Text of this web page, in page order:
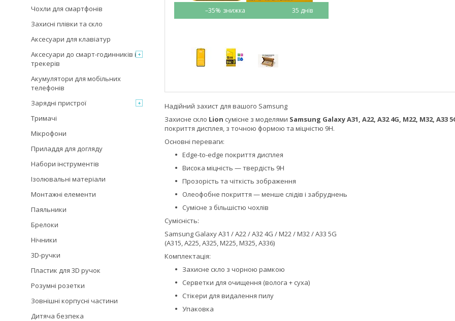
–35% 35 днів
Надійний захист для вашого Samsung
Захисне скло Lion сумісне з моделями Samsung Galaxy A31, A22, A32 4G, M22, M32, A33
покриття дисплея, з точною формою та міцністю 9H.
Основні переваги:
Edge-to-edge покриття дисплея
Висока міцність — твердість 9H
Прозорість та чіткість зображення
Олеофобне покриття — менше слідів і забруднень
Сумісне з більшістю чохлів
Сумісність:
Samsung Galaxy A31 / A22 / A32 4G / M22 / M32 / A33 5G
(A315, A225, A325, M225, M325, A336)
Комплектація:
Захисне скло з чорною рамкою
Серветки для очищення (волога + суха)
Стікери для видалення пилу
Упаковка
Чохли для смартфонів
Захисні плівки та скло
Аксесуари для клавіатур
Аксесуари до смарт-годинників і
трекерів
Акумулятори для мобільних
телефонів
Зарядні пристрої
Тримачі
Мікрофони
Приладдя для догляду
Набори інструментів
Ізолювальні матеріали
Монтажні елементи
Паяльники
Брелоки
Нічники
3D-ручки
Пластик для 3D ручок
Розумні розетки
Зовнішні корпусні частини
Дитяча безпека